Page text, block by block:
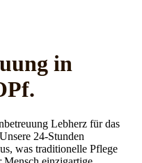
in
Lebherz für das
24-Stunden
was traditionelle Pflege